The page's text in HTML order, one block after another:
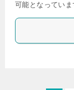
可能となってい